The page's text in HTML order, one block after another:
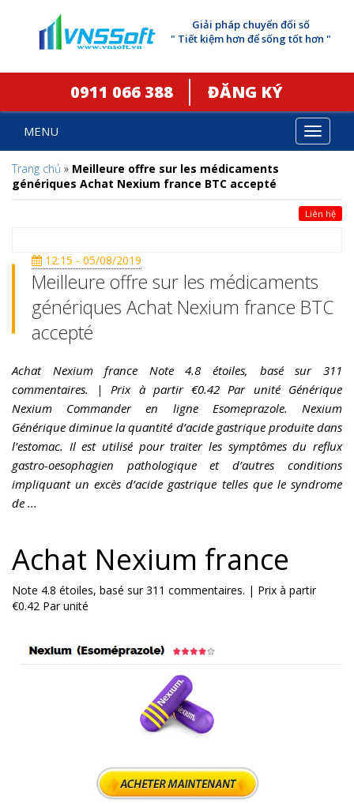
Giải pháp chuyển đổi số
" Tiết kiệm hơn để sống tốt hơn "
0911 066 388 ĐĂNG KÝ
Toggle
MENU
Trang chủ » Meilleure offre sur les médicaments
génériques Achat Nexium france BTC accepté
Liên hệ
12:15 - 05/08/2019
Meilleure offre sur les médicaments
génériques Achat Nexium france BTC
accepté
Achat Nexium france Note 4.8 étoiles, basé sur 311
commentaires. | Prix à partir €0.42 Par unité Générique
Nexium Commander en ligne Esomeprazole. Nexium
Générique diminue la quantité d’acide gastrique produite dans
l’estomac. Il est utilisé pour traiter les symptômes du reflux
gastro-oesophagien pathologique et d’autres conditions
impliquant un excès d’acide gastrique telles que le syndrome
de ...
Achat Nexium france
Note 4.8 étoiles, basé sur311 commentaires. | Prix à partir
€0.42 Par unité